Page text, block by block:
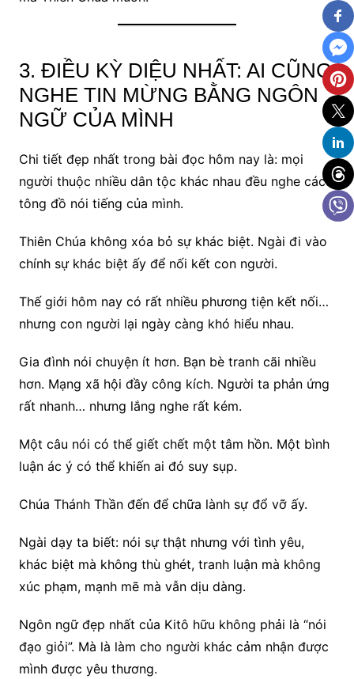
3. ĐIỀU KỲ DIỆU NHẤT: AI CŨNG
NGHE TIN MỪNG BẰNG NGÔN
NGỮ CỦA MÌNH
Chi tiết đẹp nhất trong bài đọc hôm nay là: mọi
người thuộc nhiều dân tộc khác nhau đều nghe các
tông đồ nói tiếng của mình.
Thiên Chúa không xóa bỏ sự khác biệt. Ngài đi vào
chính sự khác biệt ấy để nối kết con người.
Thế giới hôm nay có rất nhiều phương tiện kết nối…
nhưng con người lại ngày càng khó hiểu nhau.
Gia đình nói chuyện ít hơn. Bạn bè tranh cãi nhiều
hơn. Mạng xã hội đầy công kích. Người ta phản ứng
rất nhanh… nhưng lắng nghe rất kém.
Một câu nói có thể giết chết một tâm hồn. Một bình
luận ác ý có thể khiến ai đó suy sụp.
Chúa Thánh Thần đến để chữa lành sự đổ vỡ ấy.
Ngài dạy ta biết: nói sự thật nhưng với tình yêu,
khác biệt mà không thù ghét, tranh luận mà không
xúc phạm, mạnh mẽ mà vẫn dịu dàng.
Ngôn ngữ đẹp nhất của Kitô hữu không phải là “nói
đạo giỏi”. Mà là làm cho người khác cảm nhận được
mình được yêu thương.